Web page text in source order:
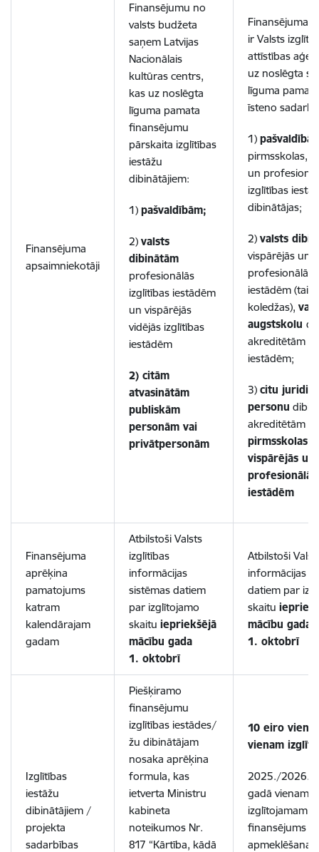
Finansējuma
apsaimniekotāji
Finansējumu no
valsts budžeta
saņem Latvijas
Nacionālais
kultūras centrs,
kas uz noslēgta
līguma pamata
finansējumu
pārskaita izglītības
iestāžu
dibinātājiem:
1) pašvaldībām;
2) valsts
dibinātām
profesionālās
izglītības iestādēm
un vispārējās
vidējās izglītības
iestādēm
2) citām
atvasinātām
publiskām
personām vai
privātpersonām
Finansējuma
ir Valsts
attīstības
uz noslēgta
līguma
īsteno
1)
pirmsskolas,
un
izglītības
dibinātājas;
2) valsts
vispārējās un
profesionālās
iestādēm (tai
koledžas),
augstskolu
akreditētām
iestādēm;
3) citu
personu
akreditētām
pirmsskolas,
vispārējās un
iestādēm
Finansējuma
aprēķina
pamatojums
katram
kalendārajam
gadam
Atbilstoši Valsts
izglītības
informācijas
sistēmas datiem
par izglītojamo
skaitu iepriekšējā
mācību gada
1. oktobrī
Atbilstoši
informācijas
datiem par
skaitu
mācību gada
1. oktobrī
Izglītības
iestāžu
dibinātājiem /
projekta
sadarbības
Piešķiramo
finansējumu
izglītības iestādes/
žu dibinātājam
nosaka aprēķina
formula, kas
ietverta Ministru
kabineta
noteikumos Nr.
817 “Kārtība, kādā
10 eiro
vienam
2025./
gadā vienam
izglītojamam
finansējums 2
apmeklēšanai,